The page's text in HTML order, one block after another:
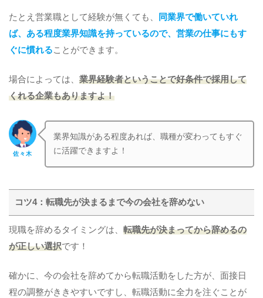
たとえ営業職として経験が無くても、
同業界で働いていれ
ば、ある程度業界知識を持っているので、営業の仕事にもす
ぐに慣れることができます。
場合によっては、 業界経験者ということで好条件で採用して
くれる企業もありますよ！
佐々木
業界知識がある程度あれば、職種が変わってもすぐ
に活躍できますよ！
コツ4：転職先が決まるまで今の会社を辞めない
現職を辞めるタイミングは、 転職先が決まってから辞めるの
が正しい選択です！
確かに、今の会社を辞めてから転職活動をした方が、面接日
程の調整がききやすいですし、転職活動に全力を注ぐことが